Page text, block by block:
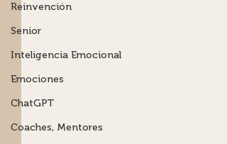
Reinvención
Senior
Inteligencia Emocional
Emociones
ChatGPT
Coaches, Mentores